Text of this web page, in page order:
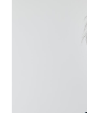
SPORTS MEDIA